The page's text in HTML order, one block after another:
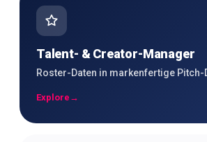
Talent- & Creator-Manager
Roster-Daten in markenfertige Pitch-
Explore →